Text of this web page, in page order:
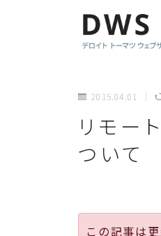
2015.04.01
リモー
ついて
この記事は